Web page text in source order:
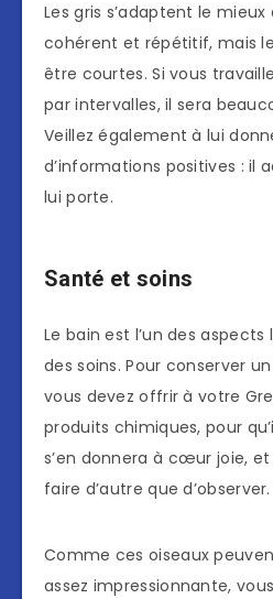
Les gris s’adaptent le mieux
cohérent et répétitif, mais
être courtes. Si vous
par intervalles, il sera
Veillez également à lui
d’informations positives : il
lui porte.
Santé et soins
Le bain est l’un des
des soins. Pour conserver
vous devez offrir à votre
produits chimiques, pour
s’en donnera à cœur joie, et
faire d’autre que d’observer.
Comme ces oiseaux
assez impressionnante,